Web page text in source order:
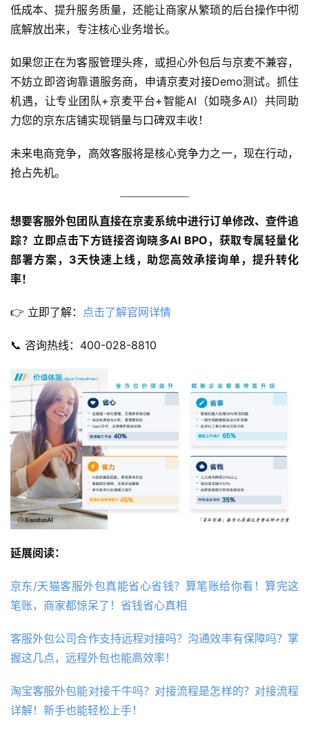
低成本、提升服务质量，还能让商家从繁琐的后台操作中彻
底解放出来，专注核心业务增长。
如果您正在为客服管理头疼，或担心外包后与京麦不兼容，
不妨立即咨询靠谱服务商，申请京麦对接Demo测试。抓住
机遇，让专业团队+京麦平台+智能AI（如晓多AI）共同助
力您的京东店铺实现销量与口碑双丰收！
未来电商竞争，高效客服将是核心竞争力之一，现在行动，
抢占先机。
想要客服外包团队直接在京麦系统中进行订单修改、查件追
踪？立即点击下方链接咨询晓多AI BPO，获取专属轻量化
部署方案，3天快速上线，助您高效承接询单，提升转化
率！
👉 立即了解： 点击了解官网详情
📞 咨询热线：400-028-8810
延展阅读：
京东/天猫客服外包真能省心省钱？算笔账给你看！算完这
笔账，商家都惊呆了！省钱省心真相
客服外包公司合作支持远程对接吗？沟通效率有保障吗？掌
握这几点，远程外包也能高效率！
淘宝客服外包能对接千牛吗？对接流程是怎样的？对接流程
详解！新手也能轻松上手！